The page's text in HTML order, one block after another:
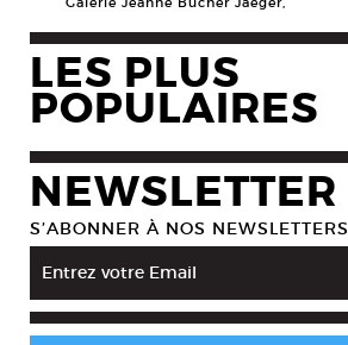
LES PLUS
POPULAIRES
NEWSLETTER
S’ABONNER À NOS NEWSLETTERS